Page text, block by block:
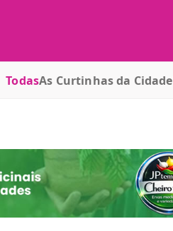
TodasAs Curtinhas da Cidade